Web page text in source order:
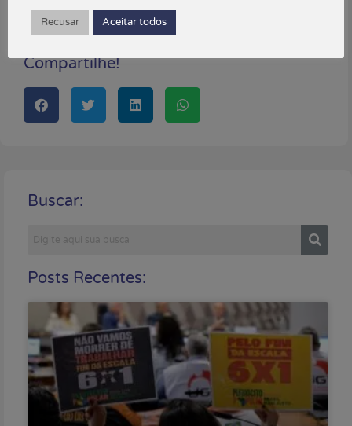
Compartilhe!
Buscar:
Posts Recentes:
Recusar Aceitar todos